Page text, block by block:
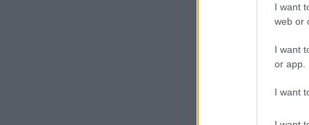
I want
web or
I want
or app.
I want